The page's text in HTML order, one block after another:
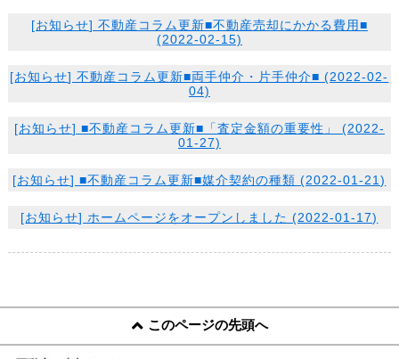
[お知らせ] 不動産コラム更新■不動産売却にかかる費用■
(2022-02-15)
[お知らせ] 不動産コラム更新■両手仲介・片手仲介■ (2022-02-
04)
[お知らせ] ■不動産コラム更新■「査定金額の重要性」 (2022-
01-27)
[お知らせ] ■不動産コラム更新■媒介契約の種類 (2022-01-21)
[お知らせ] ホームページをオープンしました (2022-01-17)
このページの先頭へ